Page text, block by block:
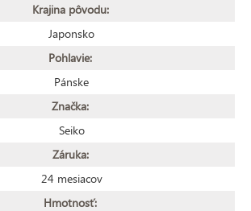
Krajina pôvodu:
Japonsko
Pohlavie:
Pánske
Značka:
Seiko
Záruka:
24 mesiacov
Hmotnosť: